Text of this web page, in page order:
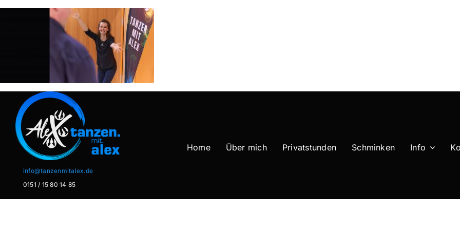
Zum
info@tanzenmitalex.de
0151 / 15 80 14 85
Home Über mich Privatstunden Schminken Info